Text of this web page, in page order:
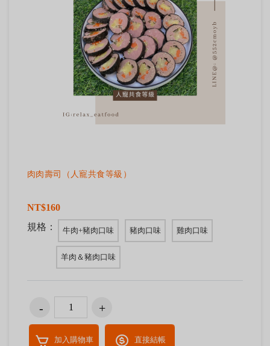
肉肉壽司（人寵共食等級）
NT$160
規格：
牛肉+豬肉口味 豬肉口味 雞肉口味
羊肉＆豬肉口味
加入購物車 直接結帳